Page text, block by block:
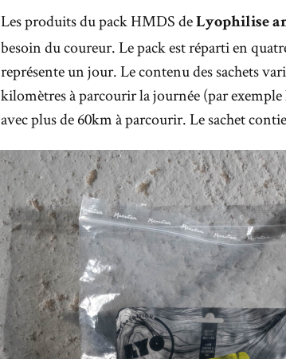
Les produits du pack HMDS de Lyophilise
besoin du coureur. Le pack est réparti en
représente un jour. Le contenu des sachets
kilomètres à parcourir la journée (par
avec plus de 60km à parcourir. Le sachet